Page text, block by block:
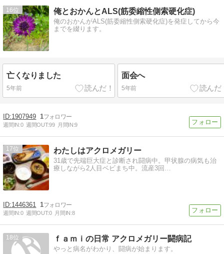
16 俺とおかんとALS(筋委縮性側索硬化症)
俺のおかんがALS(筋委縮性側索硬化症)を発症してから今
までを綴ります。
亡くなりました
5年前
面会へ
5年前
1907949 1
週間IN:0 週間OUT:99 月間IN:9
17 わたしはアクロメガリー
31歳で先端巨大症と診断され闘病中。甲状腺の病気も治
療しながら2人目ベビまち中。流産3回…
1446361 1
週間IN:0 週間OUT:0 月間IN:8
18 ｆａｍｉの日常 アクロメガリー闘病記
やっと病名がわかり、闘病が始まります。